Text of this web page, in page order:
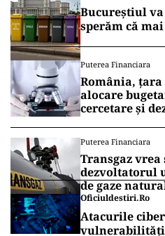
Bucureștiul va
sperăm că
Puterea Financiara
România, țara
alocare
cercetare și
Puterea Financiara
Transgaz
dezvoltatorul
de gaze
Oficiuldestiri.ro
Atacurile